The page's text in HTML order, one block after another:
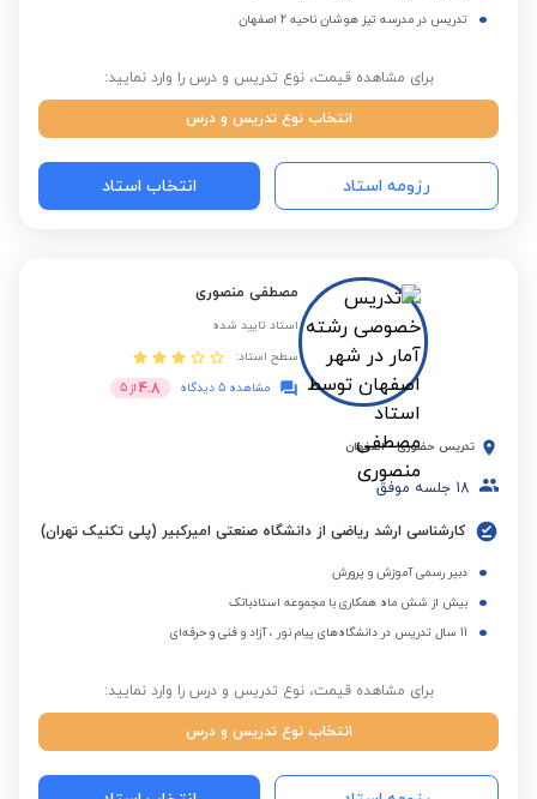
تدریس در مدرسه تیز هوشان ناحیه 2 اصفهان
برای مشاهده قیمت، نوع تدریس و درس را وارد نمایید:
انتخاب نوع تدریس و درس
رزومه استاد انتخاب استاد
مصطفی منصوری
استاد تایید شده
سطح استاد:
مشاهده 5 دیدگاه
4.8 از 5
تدریس حضوری - اصفهان
18 جلسه موفق
کارشناسی ارشد ریاضی از دانشگاه صنعتی امیرکبیر (پلی تکنیک تهران)
دبیر رسمی آموزش و پرورش
بیش از شش ماه همکاری با مجموعه استادبانک
11 سال تدریس در دانشگاه‌های پیام‌ نور ، آزاد و فنی‌ و حرفه‌ای
برای مشاهده قیمت، نوع تدریس و درس را وارد نمایید:
انتخاب نوع تدریس و درس